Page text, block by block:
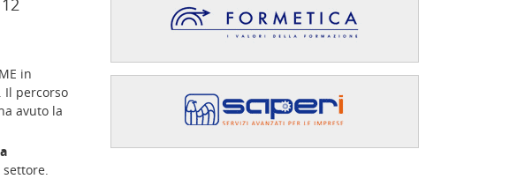
in
Il percorso
avuto la